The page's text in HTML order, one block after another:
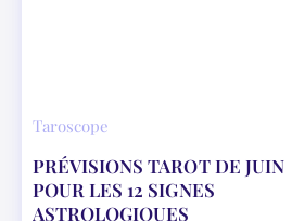
Taroscope
PRÉVISIONS TAROT DE JUIN
POUR LES 12 SIGNES
ASTROLOGIQUES